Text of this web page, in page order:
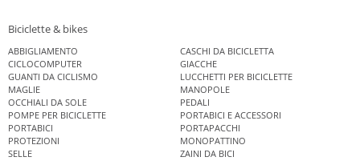
Biciclette & bikes
ABBIGLIAMENTO
CASCHI DA BICICLETTA
CICLOCOMPUTER
GIACCHE
GUANTI DA CICLISMO
LUCCHETTI PER BICICLETTE
MAGLIE
MANOPOLE
OCCHIALI DA SOLE
PEDALI
POMPE PER BICICLETTE
PORTABICI E ACCESSORI
PORTABICI
PORTAPACCHI
PROTEZIONI
MONOPATTINO
SELLE
ZAINI DA BICI